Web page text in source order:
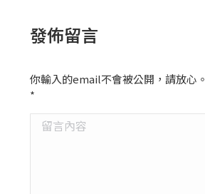
發佈留言
你輸入的email不會被公開，請放心
*
留言內容